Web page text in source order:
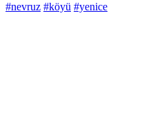
#nevruz #köyü #yenice